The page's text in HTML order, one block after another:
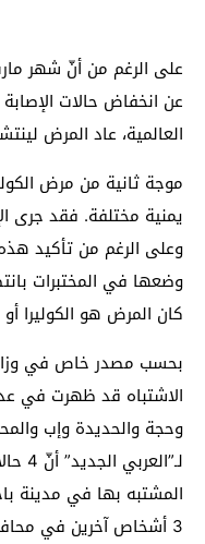
على الرغم من أنّ شهر
عن انخفاض حالات
العالمية، عاد المرض
موجة ثانية من مرض
وعلى الرغم من تأكيد
وضعها في المختبرات
كان المرض هو الكوليرا أو
بحسب مصدر خاص في
الاشتباه قد ظهرت في
وحجة والحديدة وإب
المشتبه بها في مدينة
3 أشخاص آخرين في محافظة إب.